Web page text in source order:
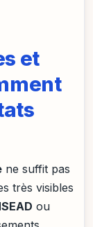
et
ne suffit pas
très visibles
ou